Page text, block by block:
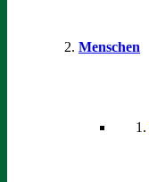
Menschen